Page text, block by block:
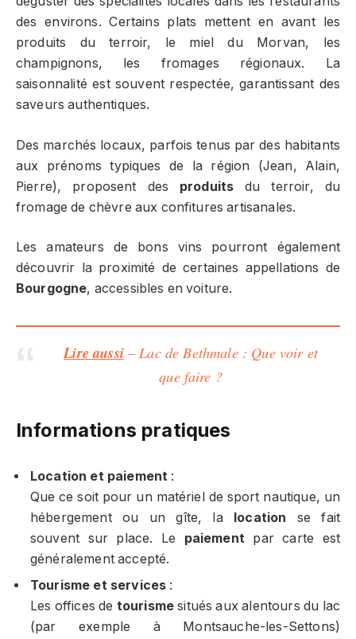
des environs. Certains plats mettent en avant les
produits du terroir, le miel du Morvan, les
champignons, les fromages régionaux. La
saisonnalité est souvent respectée, garantissant des
saveurs authentiques.
Des marchés locaux, parfois tenus par des habitants
aux prénoms typiques de la région (Jean, Alain,
Pierre), proposent des produits du terroir, du
fromage de chèvre aux confitures artisanales.
Les amateurs de bons vins pourront également
découvrir la proximité de certaines appellations de
Bourgogne, accessibles en voiture.
Lire aussi– Lac de Bethmale : Que voir et
que faire ?
Informations pratiques
Location et paiement :
Que ce soit pour un matériel de sport nautique, un
hébergement ou un gîte, la
location se fait
souvent sur place. Le paiementpar carte est
généralement accepté.
Tourisme et services :
Les offices de tourisme situés aux alentours du lac
(par exemple à Montsauche-les-Settons)